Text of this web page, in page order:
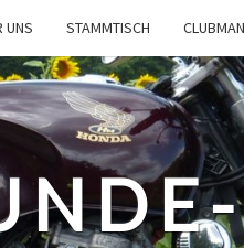
UNS STAMMTISCH